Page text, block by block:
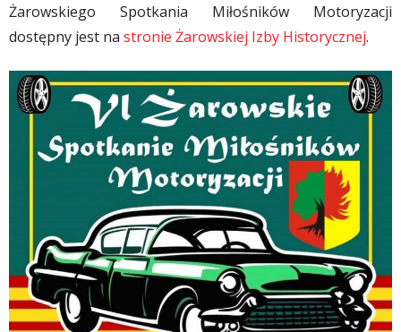
Żarowskiego Spotkania Miłośników Motoryzacji
dostępny jest na stronie Żarowskiej Izby Historycznej.